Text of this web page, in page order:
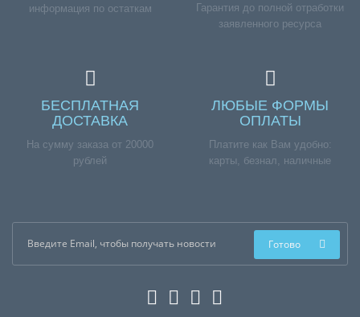
информация по остаткам
Гарантия до полной отработки
заявленного ресурса
БЕСПЛАТНАЯ
ДОСТАВКА
На сумму заказа от 20000
рублей
ЛЮБЫЕ ФОРМЫ
ОПЛАТЫ
Платите как Вам удобно:
карты, безнал, наличные
Готово